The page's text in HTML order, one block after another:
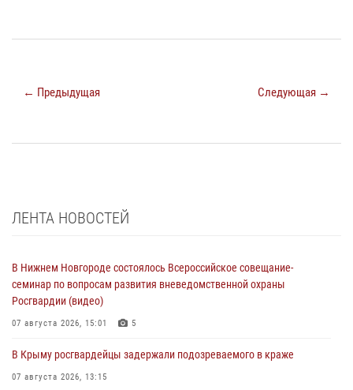
← Предыдущая Следующая →
ЛЕНТА НОВОСТЕЙ
В Нижнем Новгороде состоялось Всероссийское совещание-
семинар по вопросам развития вневедомственной охраны
Росгвардии (видео)
07 августа 2026, 15:01 5
В Крыму росгвардейцы задержали подозреваемого в краже
07 августа 2026, 13:15